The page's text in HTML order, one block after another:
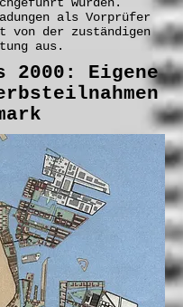
als Vorprüfer
von der zuständigen
aus.
2000: Eigene